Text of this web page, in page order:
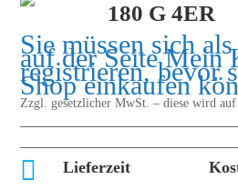
180 G 4ER
Sie müssen sich
auf der SeiteMein
registrieren, bevor
Shop einkaufen
Zzgl. gesetzlicher MwSt. – diese wird auf
 Lieferzeit